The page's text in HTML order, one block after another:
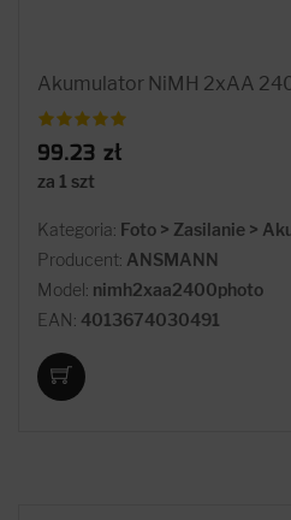
Akumulator NiMH 2xAA
99.23 zł
za 1 szt
Kategoria: Foto > Zasilanie >
Producent: ANSMANN
Model: nimh2xaa2400photo
EAN: 4013674030491